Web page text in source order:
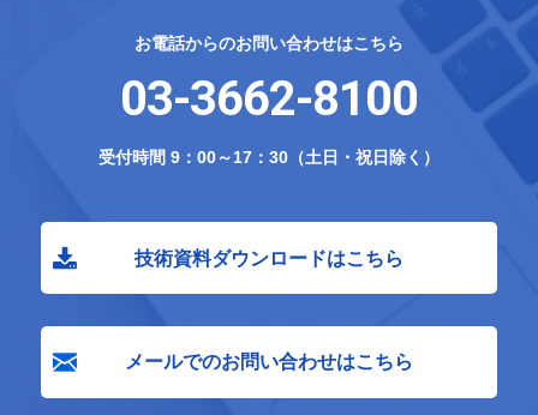
お電話からのお問い合わせはこちら
03-3662-8100
受付時間 9：00～17：30（土日・祝日除く）
技術資料ダウンロードはこちら
メールでのお問い合わせはこちら